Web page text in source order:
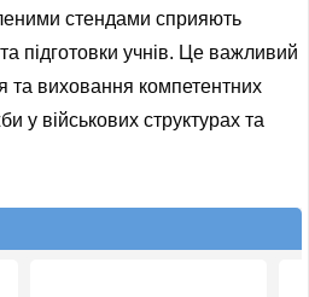
стендами сприяють
підготовки учнів. Це важливий
та виховання компетентних
у військових структурах та